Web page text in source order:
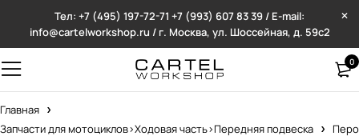
Тел: +7 (495) 197-72-71 +7 (993) 607 83 39 / E-mail:
info@cartelworkshop.ru / г. Москва, ул. Шоссейная, д. 59с2
0
Главная
Запчасти для мотоциклов>Ходовая часть>Передняя подвеска
Перо